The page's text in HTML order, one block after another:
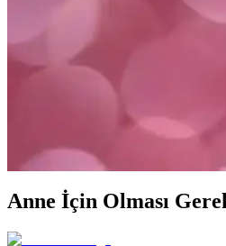
Doğum sonrası saç yapısındaki
Doğum Sonrası Toparlayıcı
Bu makalede, doğum sonrası
2025'te Bebek İçin Hastane
2025'te bebek ve anne için eksiksiz
Anne İçin Olması